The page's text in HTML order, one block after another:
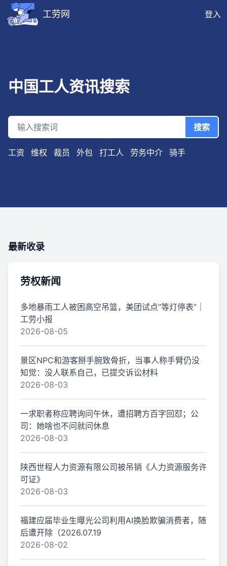
工劳网
登入
中国工人资讯搜索
搜索
工资 维权 裁员 外包 打工人 劳务中介 骑手
最新收录
劳权新闻
多地暴雨工人被困高空吊篮，美团试点“等灯停表”｜
工劳小报
2026-08-05
景区NPC和游客掰手腕致骨折，当事人称手臂仍没
知觉：没人联系自己，已提交诉讼材料
2026-08-03
一求职者称应聘询问午休，遭招聘方百字回怼；公
司：她啥也不问就问休息
2026-08-03
陕西世程人力资源有限公司被吊销《人力资源服务许
可证》
2026-08-03
福建应届毕业生曝光公司利用AI换脸欺骗消费者，随
后遭开除（2026.07.19
2026-08-02